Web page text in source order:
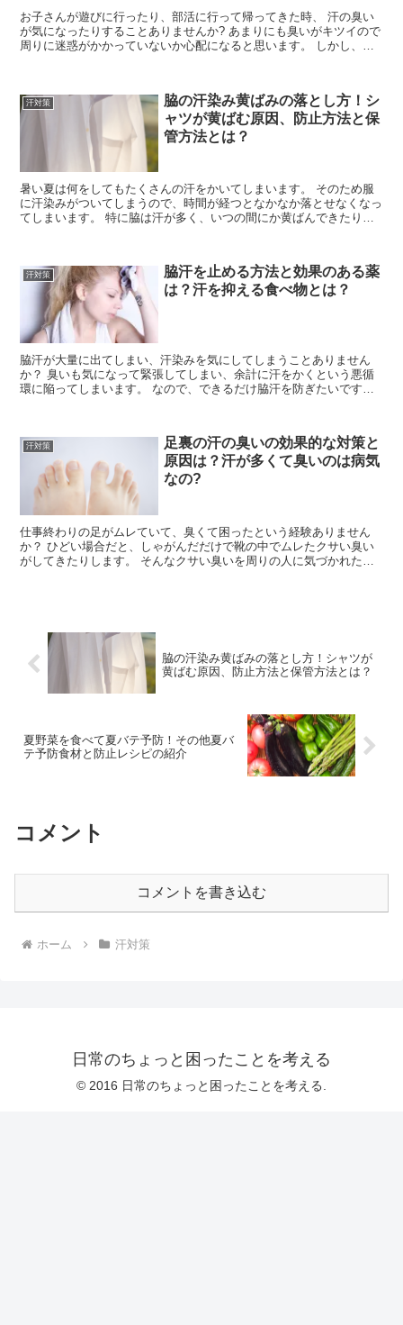
お子さんが遊びに行ったり、部活に行って帰ってきた時、 汗の臭い
が気になったりすることありませんか? あまりにも臭いがキツイので
周りに迷惑がかかっていないか心配になると思います。 しかし、直
汗対策
脇の汗染み黄ばみの落とし方！シ
ャツが黄ばむ原因、防止方法と保
管方法とは？
暑い夏は何をしてもたくさんの汗をかいてしまいます。 そのため服
に汗染みがついてしまうので、時間が経つとなかなか落とせなくなっ
てしまいます。 特に脇は汗が多く、いつの間にか黄ばんできたりし
汗対策
脇汗を止める方法と効果のある薬
は？汗を抑える食べ物とは？
脇汗が大量に出てしまい、汗染みを気にしてしまうことありません
か？ 臭いも気になって緊張してしまい、余計に汗をかくという悪循
環に陥ってしまいます。 なので、できるだけ脇汗を防ぎたいですよ
汗対策
足裏の汗の臭いの効果的な対策と
原因は？汗が多くて臭いのは病気
なの?
仕事終わりの足がムレていて、臭くて困ったという経験ありません
か？ ひどい場合だと、しゃがんだだけで靴の中でムレたクサい臭い
がしてきたりします。 そんなクサい臭いを周りの人に気づかれたく
脇の汗染み黄ばみの落とし方！シャツが
黄ばむ原因、防止方法と保管方法とは？
夏野菜を食べて夏バテ予防！その他夏バ
テ予防食材と防止レシピの紹介
コメント
コメントを書き込む
ホーム 汗対策
日常のちょっと困ったことを考える
© 2016 日常のちょっと困ったことを考える.